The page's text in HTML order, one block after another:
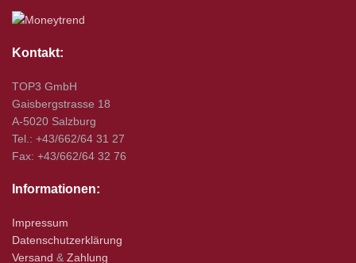
Kontakt:
TOP3 GmbH
Gaisbergstrasse 18
A-5020 Salzburg
Tel.: +43/662/64 31 27
Fax: +43/662/64 32 76
Informationen:
Impressum
Datenschutzerklärung
Versand & Zahlung